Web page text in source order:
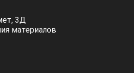
3Д
материалов